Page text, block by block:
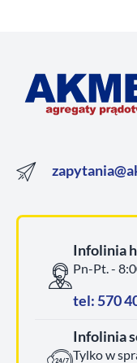
Infolinia
Pn-Pt. -
tel: 570
Infolinia
Tylko w